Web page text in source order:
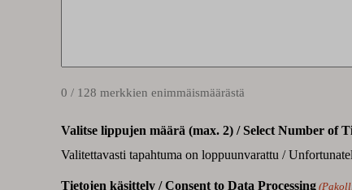
0 / 128 merkkien enimmäismäärästä
Valitse lippujen määrä (max. 2) / Select Number of
Valitettavasti tapahtuma on loppuunvarattu /
Tietojen käsittely / Consent to Data Processing